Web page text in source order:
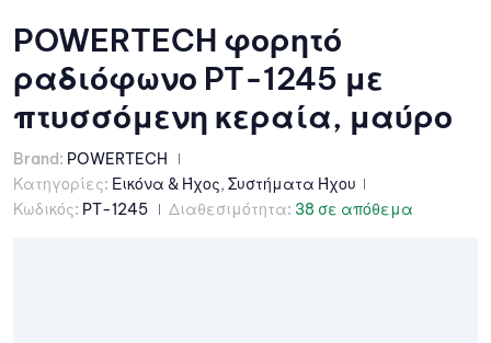
POWERTECH φορητό
ραδιόφωνο PT-1245 με
πτυσσόμενη κεραία, μαύρο
Brand: POWERTECH
Κατηγορίες: Εικόνα & Ήχος, Συστήματα Ήχου
Κωδικός: PT-1245 Διαθεσιμότητα: 38 σε απόθεμα